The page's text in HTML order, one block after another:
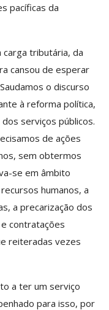
pacíficas da
carga tributária, da
cansou de esperar
o discurso
à reforma política,
serviços públicos.
de ações
sem obtermos
se em âmbito
humanos, a
a precarização dos
contratações
reiteradas vezes
a ter um serviço
para isso, por